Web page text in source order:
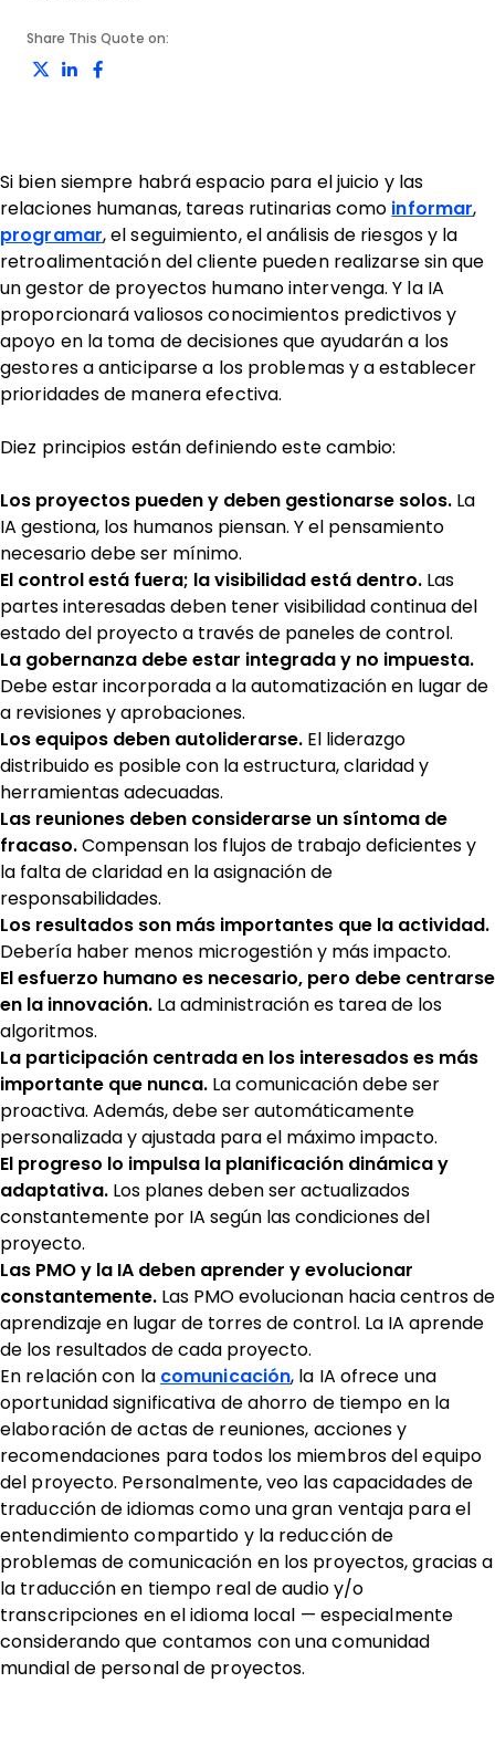
Share This Quote on:
Share on Twitter
Share on LinkedIn
Si bien siempre habrá espacio para el juicio y las
relaciones humanas, tareas rutinarias como informar,
programar, el seguimiento, el análisis de riesgos y la
retroalimentación del cliente pueden realizarse sin que
un gestor de proyectos humano intervenga. Y la IA
proporcionará valiosos conocimientos predictivos y
apoyo en la toma de decisiones que ayudarán a los
gestores a anticiparse a los problemas y a establecer
prioridades de manera efectiva.
Diez principios están definiendo este cambio:
Los proyectos pueden y deben gestionarse solos. La
IA gestiona, los humanos piensan. Y el pensamiento
necesario debe ser mínimo.
El control está fuera; la visibilidad está dentro. Las
partes interesadas deben tener visibilidad continua del
estado del proyecto a través de paneles de control.
La gobernanza debe estar integrada y no impuesta.
Debe estar incorporada a la automatización en lugar de
a revisiones y aprobaciones.
Los equipos deben autoliderarse. El liderazgo
distribuido es posible con la estructura, claridad y
herramientas adecuadas.
Las reuniones deben considerarse un síntoma de
fracaso. Compensan los flujos de trabajo deficientes y
la falta de claridad en la asignación de
responsabilidades.
Los resultados son más importantes que la actividad.
Debería haber menos microgestión y más impacto.
El esfuerzo humano es necesario, pero debe centrarse
en la innovación. La administración es tarea de los
algoritmos.
La participación centrada en los interesados es más
importante que nunca. La comunicación debe ser
proactiva. Además, debe ser automáticamente
personalizada y ajustada para el máximo impacto.
El progreso lo impulsa la planificación dinámica y
adaptativa. Los planes deben ser actualizados
constantemente por IA según las condiciones del
proyecto.
Las PMO y la IA deben aprender y evolucionar
constantemente. Las PMO evolucionan hacia centros de
aprendizaje en lugar de torres de control. La IA aprende
de los resultados de cada proyecto.
En relación con la comunicación, la IA ofrece una
oportunidad significativa de ahorro de tiempo en la
elaboración de actas de reuniones, acciones y
recomendaciones para todos los miembros del equipo
del proyecto. Personalmente, veo las capacidades de
traducción de idiomas como una gran ventaja para el
entendimiento compartido y la reducción de
problemas de comunicación en los proyectos, gracias a
la traducción en tiempo real de audio y/o
transcripciones en el idioma local — especialmente
considerando que contamos con una comunidad
mundial de personal de proyectos.